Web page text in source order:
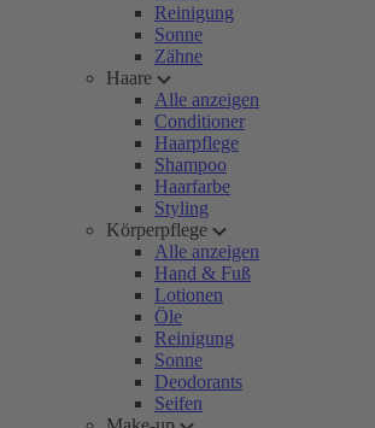
Reinigung
Sonne
Zähne
Haare
Alle anzeigen
Conditioner
Haarpflege
Shampoo
Haarfarbe
Styling
Körperpflege
Alle anzeigen
Hand & Fuß
Lotionen
Öle
Reinigung
Sonne
Deodorants
Seifen